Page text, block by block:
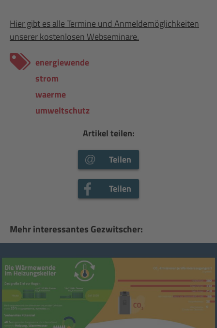
Hier gibt es alle Termine und Anmeldemöglichkeiten
unserer kostenlosen Webseminare.
energiewende
strom
waerme
umweltschutz
Artikel teilen:
Teilen
Teilen
Mehr interessantes Gezwitscher: